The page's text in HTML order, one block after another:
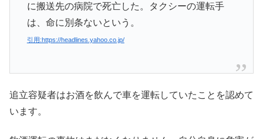
に搬送先の病院で死亡した。タクシーの運転手
は、命に別条ないという。
引用:https://headlines.yahoo.co.jp/
追立容疑者はお酒を飲んで車を運転していたことを認めて
います。